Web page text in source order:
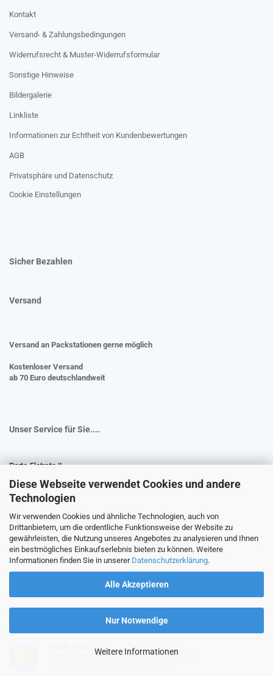
Diese Webseite verwendet Cookies und andere
Technologien
Wir verwenden Cookies und ähnliche Technologien, auch von
Drittanbietern, um die ordentliche Funktionsweise der Website zu
gewährleisten, die Nutzung unseres Angebotes zu analysieren und Ihnen
ein bestmögliches Einkaufserlebnis bieten zu können. Weitere
Informationen finden Sie in unserer Datenschutzerklärung.
Alle Akzeptieren
Nur Notwendige
Weitere Informationen
Kontakt
Versand- & Zahlungsbedingungen
Widerrufsrecht & Muster-Widerrufsformular
Sonstige Hinweise
Bildergalerie
Linkliste
Informationen zur Echtheit von Kundenbewertungen
AGB
Privatsphäre und Datenschutz
Cookie Einstellungen
Sicher Bezahlen
Versand
Versand an Packstationen gerne möglich
Kostenloser Versand
ab 70 Euro deutschlandweit
Unser Service für Sie....
Porto-Flatrate !!
Top-Angebote
Häufig gesucht
(5 / 5)
Bewertungen bei: ebay.de, shopvote.de ⓘ